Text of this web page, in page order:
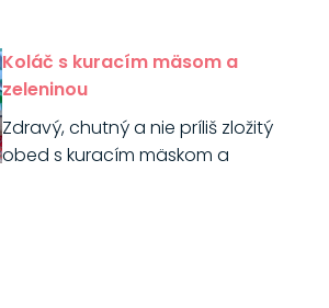
Koláč s kuracím mäsom a
zeleninou
Zdravý, chutný a nie príliš zložitý
obed s kuracím mäskom a